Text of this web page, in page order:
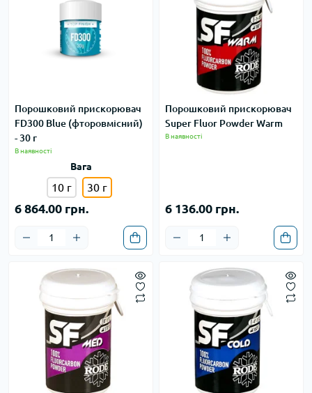
Порошковий прискорювач
FD300 Blue (фторовмісний)
- 30 г
В наявності
Вага
10 г 30 г
6 864.00 грн.
Порошковий прискорювач
Super Fluor Powder Warm
В наявності
6 136.00 грн.